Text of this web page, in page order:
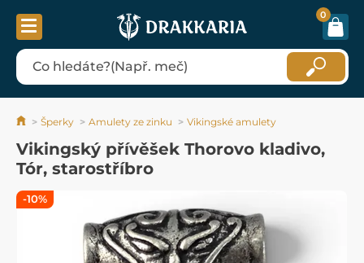
0
Šperky Amulety ze zinku Vikingské amulety
Vikingský přívěšek Thorovo kladivo,
Tór, starostříbro
-10%